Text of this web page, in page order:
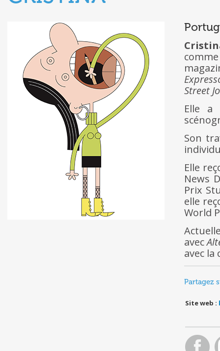
Street
Elle a
Son
Elle
News
Prix
elle
World
avec
avec la
Partagez
Site web :